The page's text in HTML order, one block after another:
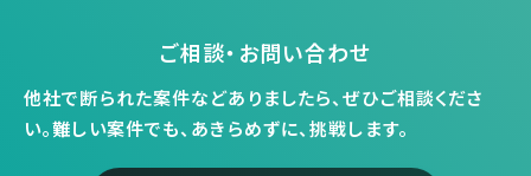
ご相談・お問い合わせ
他社で断られた案件などありましたら、ぜひご相談くださ
い。難しい案件でも、あきらめずに、挑戦します。